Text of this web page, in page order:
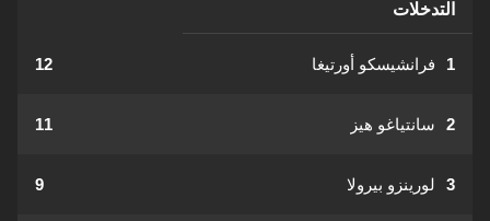
التدخلات
1 فرانشيسكو أورتيغا 12
2 سانتياغو هيز 11
3 لورينزو بيرولا 9